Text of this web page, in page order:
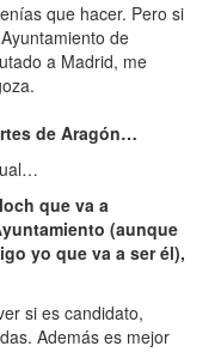
que hacer. Pero si
de
a Madrid, me
de Aragón…
que va a
(aunque
yo que va a ser él),
si es candidato,
Además es mejor